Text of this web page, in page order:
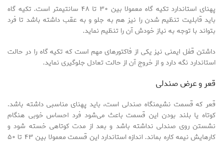
پهنای استاندارد تکیه گاه معمولا بین ۳۰ تا ۴۸ سانتیمتر است. تکیه گاه
باید قابلیت تنظیم شدن را نیز هم به جلو و به عقب داشته باشد تا فرد
بتواند با توجه به نیاز خودش آن را تنظیم نماید.
داشتن قفل ایمنی نیز یکی از فاکتورهای مهم است که تکیه گاه را در حالت
استاندارد نگه دارد و از خروج آن از حالت تعادل جلوگیری نماید.
قعر و عرض صندلی
قعر که قسمت نشیمنگاه صندلی است، باید پهنای مناسبی داشته باشد.
کوتاه یا بلند بودن این قسمت باعث می‌شود فرد احساس خوبی هنگام
نشستن روی صندلی نداشته باشد و بعد از مدت کوتاهی خسته شود و
کارهایش نیمه کاره بماند. اندازه استاندارد این قسمت معمولا بین ۴۳ تا ۵۰